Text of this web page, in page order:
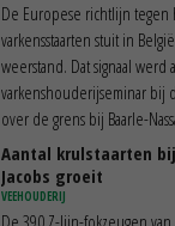
De Europese richtlijn
varkensstaarten stuit in
weerstand. Dat signaal
varkenshouderijseminar bij
over de grens bij Baarle-
Aantal krulstaarten
Jacobs groeit
VEEHOUDERIJ